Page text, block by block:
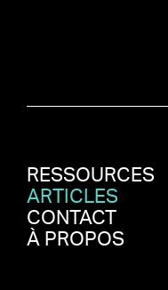
RESSOURCES
ARTICLES
CONTACT
À PROPOS